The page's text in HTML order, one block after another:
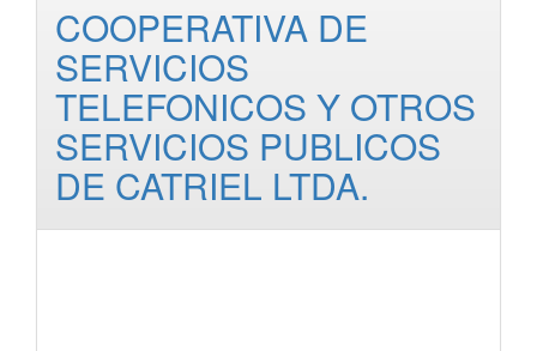
COOPERATIVA DE
SERVICIOS
TELEFONICOS Y OTROS
SERVICIOS PUBLICOS
DE CATRIEL LTDA.